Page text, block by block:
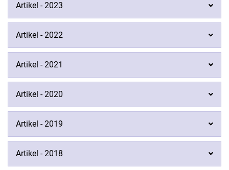
Artikel - 2023
Artikel - 2022
Artikel - 2021
Artikel - 2020
Artikel - 2019
Artikel - 2018